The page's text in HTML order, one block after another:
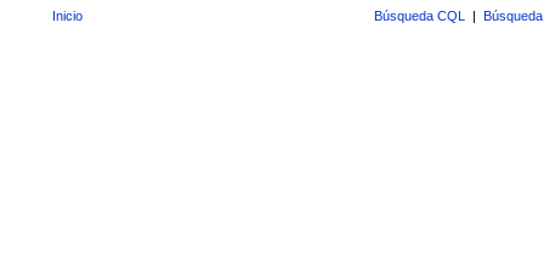
Inicio Búsqueda CQL